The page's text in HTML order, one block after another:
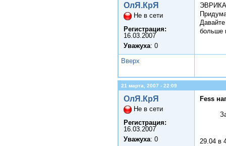
ОлЯ.КрЯ
Не в сети
Регистрация:
16.03.2007
Уважуха: 0
больше
Вверх
21 марта, 2007 - 22:09
ОлЯ.КрЯ
Не в сети
Регистрация:
16.03.2007
Уважуха: 0
Fess
29.04 в